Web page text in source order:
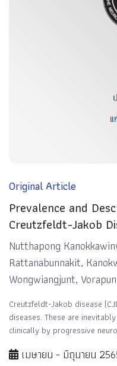
Original Article
Prevalence and
Creutzfeldt-Jakob
Nutthapong
Rattanabunnakit,
Wongwiangjunt,
Creutzfeldt-Jakob disease
diseases. These are
clinically by progressive
เมษายน - มิถุนายน